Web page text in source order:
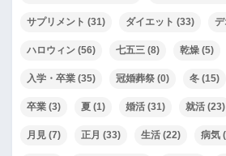
サプリメント (31) ダイエット (33) デ
ハロウィン (56) 七五三 (8) 乾燥 (5)
入学・卒業 (35) 冠婚葬祭 (0) 冬 (15)
卒業 (3) 夏 (1) 婚活 (31) 就活 (23)
月見 (7) 正月 (33) 生活 (22) 病気